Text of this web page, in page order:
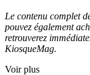
Le contenu complet
pouvez également
retrouverez
KiosqueMag.
Voir plus